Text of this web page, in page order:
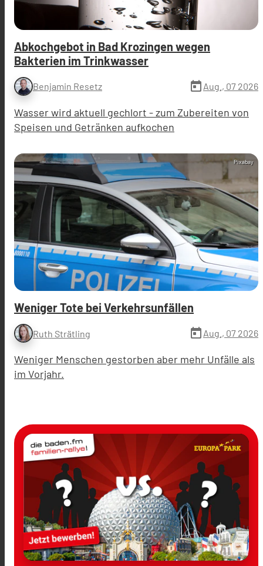
Abkochgebot in Bad Krozingen wegen
Bakterien im Trinkwasser
Benjamin Resetz today Aug., 07 2026
Wasser wird aktuell gechlort - zum Zubereiten von
Speisen und Getränken aufkochen
Pixabay
Weniger Tote bei Verkehrsunfällen
Ruth Strätling today Aug., 07 2026
Weniger Menschen gestorben aber mehr Unfälle als
im Vorjahr.